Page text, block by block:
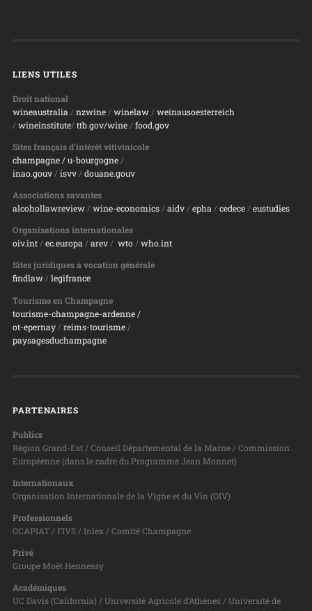
LIENS UTILES
Droit national
wineaustralia / nzwine/ winelaw/ weinausoesterreich
/ wineinstitute/ ttb.gov/wine/ food.gov
Sites français d’intérêt vitivinicole
champagne/ u-bourgogne/
inao.gouv/ isvv/ douane.gouv
Associations savantes
alcohollawreview/ wine-economics/ aidv/ epha / cedece/ eustudies
Organisations internationales
oiv.int/ ec.europa/ arev/ wto/ who.int
Sites juridiques à vocation générale
findlaw/ legifrance
Tourisme en Champagne
tourisme-champagne-ardenne /
ot-epernay/ reims-tourisme/
paysagesduchampagne
PARTENAIRES
Publics
Région Grand-Est / Conseil Départemental de la Marne / Commission
Européenne (dans le cadre du Programme Jean Monnet)
Internationaux
Organisation Internationale de la Vigne et du Vin (OIV)
Professionnels
OCAPIAT / FIVS / Inlex / Comité Champagne
Privé
Groupe Moët Hennessy
Académiques
UC Davis (California) / Université Agricole d’Athènes / Université de